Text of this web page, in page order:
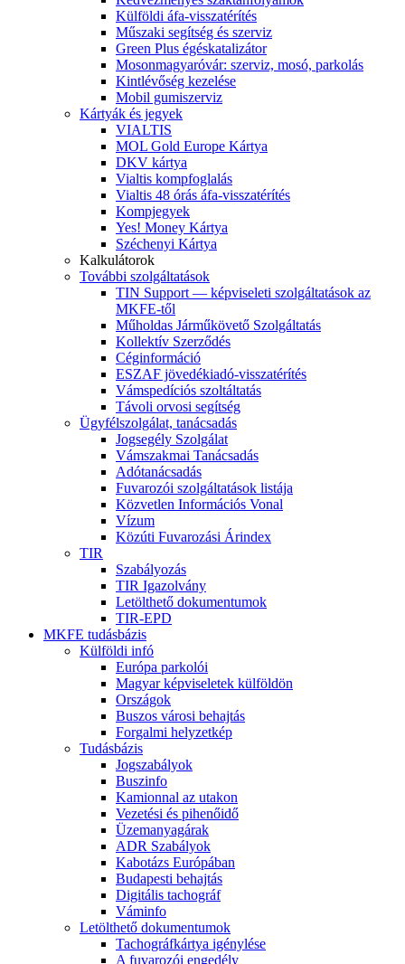
Külföldi áfa-visszatérítés
Műszaki segítség és szerviz
Green Plus égéskatalizátor
Mosonmagyaróvár: szerviz, mosó, parkolás
Kintlévőség kezelése
Mobil gumiszerviz
Kártyák és jegyek
VIALTIS
MOL Gold Europe Kártya
DKV kártya
Vialtis kompfoglalás
Vialtis 48 órás áfa-visszatérítés
Kompjegyek
Yes! Money Kártya
Széchenyi Kártya
Kalkulátorok
További szolgáltatások
TIN Support — képviseleti szolgáltatások az
MKFE-től
Műholdas Járműkövető Szolgáltatás
Kollektív Szerződés
Céginformáció
ESZAF jövedékiadó-visszatérítés
Vámspedíciós szoltáltatás
Távoli orvosi segítség
Ügyfélszolgálat, tanácsadás
Jogsegély Szolgálat
Vámszakmai Tanácsadás
Adótanácsadás
Fuvarozói szolgáltatások listája
Közvetlen Információs Vonal
Vízum
Közúti Fuvarozási Árindex
TIR
Szabályozás
TIR Igazolvány
Letölthető dokumentumok
TIR-EPD
MKFE tudásbázis
Külföldi infó
Európa parkolói
Magyar képviseletek külföldön
Országok
Buszos városi behajtás
Forgalmi helyzetkép
Tudásbázis
Jogszabályok
Buszinfo
Kamionnal az utakon
Vezetési és pihenőidő
Üzemanyagárak
ADR Szabályok
Kabotázs Európában
Budapesti behajtás
Digitális tachográf
Váminfo
Letölthető dokumentumok
Tachográfkártya igénylése
A fuvarozói engedély